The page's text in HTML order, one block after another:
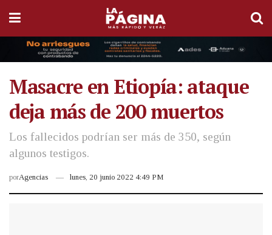
Masacre en Etiopía: ataque
deja más de 200 muertos
Los fallecidos podrían ser más de 350, según
algunos testigos.
porAgencias lunes, 20 junio 2022 4:49 PM